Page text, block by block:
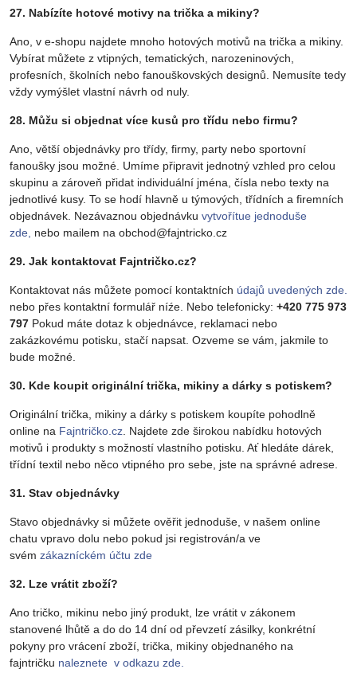
27. Nabízíte hotové motivy na trička a mikiny?
Ano, v e-shopu najdete mnoho hotových motivů na trička a mikiny.
Vybírat můžete z vtipných, tematických, narozeninových,
profesních, školních nebo fanouškovských designů. Nemusíte tedy
vždy vymýšlet vlastní návrh od nuly.
28. Můžu si objednat více kusů pro třídu nebo firmu?
Ano, větší objednávky pro třídy, firmy, party nebo sportovní
fanoušky jsou možné. Umíme připravit jednotný vzhled pro celou
skupinu a zároveň přidat individuální jména, čísla nebo texty na
jednotlivé kusy. To se hodí hlavně u týmových, třídních a firemních
objednávek. Nezávaznou objednávku vytvořítue jednoduše
zde, nebo mailem na obchod@fajntricko.cz
29. Jak kontaktovat Fajntričko.cz?
Kontaktovat nás můžete pomocí kontaktních údajů uvedených zde.
nebo přes kontaktní formulář níźe. Nebo telefonicky: +420 775 973
797 Pokud máte dotaz k objednávce, reklamaci nebo
zakázkovému potisku, stačí napsat. Ozveme se vám, jakmile to
bude možné.
30. Kde koupit originální trička, mikiny a dárky s potiskem?
Originální trička, mikiny a dárky s potiskem koupíte pohodlně
online na Fajntričko.cz . Najdete zde širokou nabídku hotových
motivů i produkty s možností vlastního potisku. Ať hledáte dárek,
třídní textil nebo něco vtipného pro sebe, jste na správné adrese.
31. Stav objednávky
Stavo objednávky si můžete ověřit jednoduše, v našem online
chatu vpravo dolu nebo pokud jsi registrován/a ve
svém zákazníckém účtu zde
32. Lze vrátit zboží?
Ano tričko, mikinu nebo jiný produkt, lze vrátit v zákonem
stanovené lhůtě a do do 14 dní od převzetí zásilky, konkrétní
pokyny pro vrácení zboží, trička, mikiny objednaného na
fajntričku naleznete v odkazu zde.